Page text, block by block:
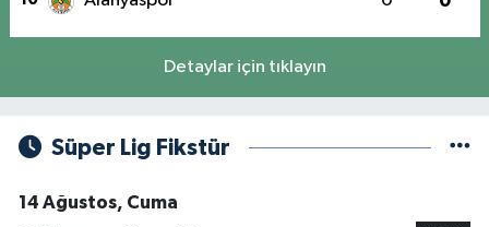
Detaylar için tıklayın
Süper Lig Fikstür
14 Ağustos, Cuma